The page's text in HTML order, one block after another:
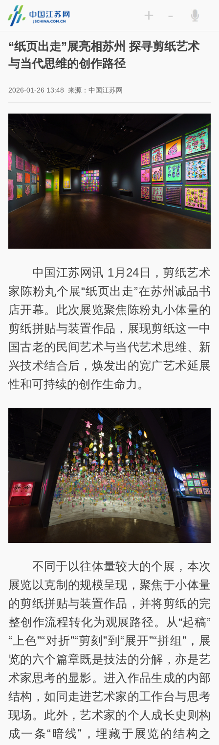
+ -
“纸页出走”展亮相苏州 探寻剪纸艺术
与当代思维的创作路径
2026-01-26 13:48 来源：中国江苏网
中国江苏网讯 1月24日，剪纸艺术
家陈粉丸个展“纸页出走”在苏州诚品书
店开幕。此次展览聚焦陈粉丸小体量的
剪纸拼贴与装置作品，展现剪纸这一中
国古老的民间艺术与当代艺术思维、新
兴技术结合后，焕发出的宽广艺术延展
性和可持续的创作生命力。
不同于以往体量较大的个展，本次
展览以克制的规模呈现，聚焦于小体量
的剪纸拼贴与装置作品，并将剪纸的完
整创作流程转化为观展路径。从“起稿”
“上色”“对折”“剪刻”到“展开”“拼组”，展
览的六个篇章既是技法的分解，亦是艺
术家思考的显影。进入作品生成的内部
结构，如同走进艺术家的工作台与思考
现场。此外，艺术家的个人成长史则构
成一条“暗线”，埋藏于展览的结构之